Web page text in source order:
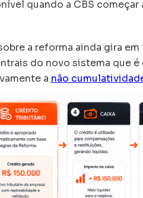
quando a CBS começar
a reforma ainda gira
do novo sistema que
a não